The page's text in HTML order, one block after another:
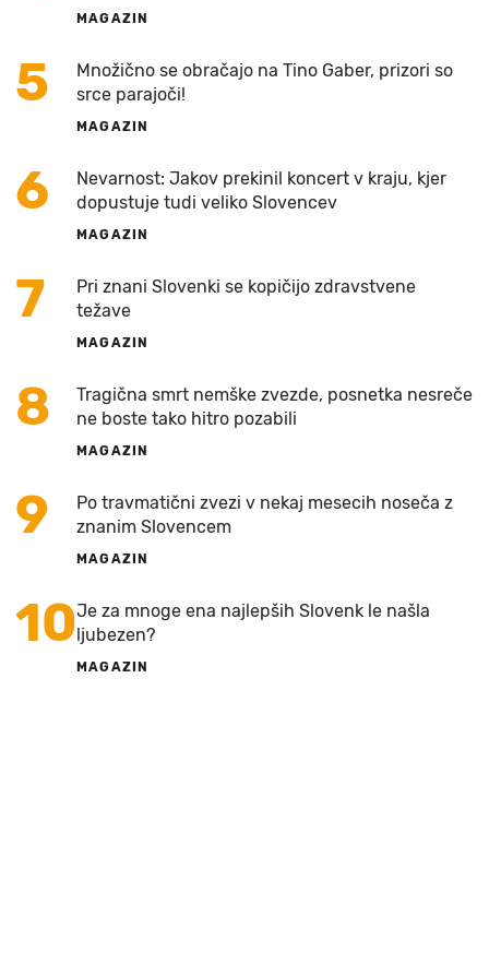
MAGAZIN
5
Množično se obračajo na Tino Gaber, prizori so
srce parajoči!
MAGAZIN
6
Nevarnost: Jakov prekinil koncert v kraju, kjer
dopustuje tudi veliko Slovencev
MAGAZIN
7
Pri znani Slovenki se kopičijo zdravstvene
težave
MAGAZIN
8
Tragična smrt nemške zvezde, posnetka nesreče
ne boste tako hitro pozabili
MAGAZIN
9
Po travmatični zvezi v nekaj mesecih noseča z
znanim Slovencem
MAGAZIN
10Je za mnoge ena najlepših Slovenk le našla
ljubezen?
MAGAZIN